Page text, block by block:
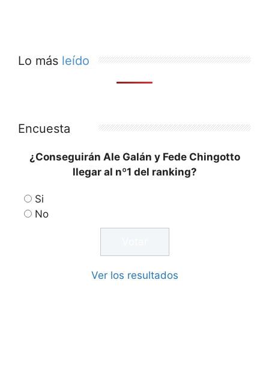
Lo más leído
Encuesta
¿Conseguirán Ale Galán y Fede Chingotto
llegar al nº1 del ranking?
Si
No
Ver los resultados